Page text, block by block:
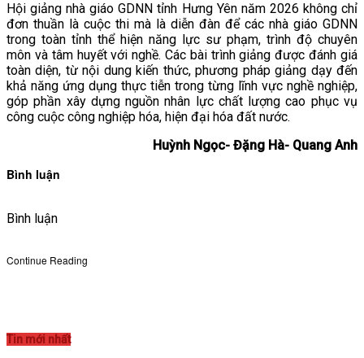
Hội giảng nhà giáo GDNN tỉnh Hưng Yên năm 2026 không chỉ
đơn thuần là cuộc thi mà là diễn đàn để các nhà giáo GDNN
trong toàn tỉnh thể hiện năng lực sư phạm, trình độ chuyên
môn và tâm huyết với nghề. Các bài trình giảng được đánh giá
toàn diện, từ nội dung kiến thức, phương pháp giảng dạy đến
khả năng ứng dụng thực tiễn trong từng lĩnh vực nghề nghiệp,
góp phần xây dựng nguồn nhân lực chất lượng cao phục vụ
công cuộc công nghiệp hóa, hiện đại hóa đất nước.
Huỳnh Ngọc- Đặng Hà- Quang Anh
Bình luận
Bình luận
Continue Reading
Tin mới nhất